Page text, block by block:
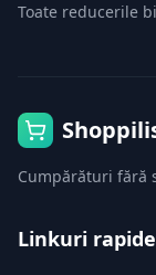
Toate reducerile
Cumpărături fără
Linkuri rapide